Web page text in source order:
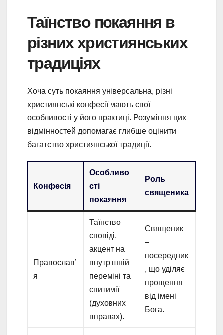
Таїнство покаяння в
різних християнських
традиціях
Хоча суть покаяння універсальна, різні
християнські конфесії мають свої
особливості у його практиці. Розуміння цих
відмінностей допомагає глибше оцінити
багатство християнської традиції.
Конфесія
Особливо
сті
покаяння
Роль
священика
Православ’
я
Таїнство
сповіді,
акцент на
внутрішній
переміні та
єпитимії
(духовних
вправах).
Священик
–
посередник
, що уділяє
прощення
від імені
Бога.